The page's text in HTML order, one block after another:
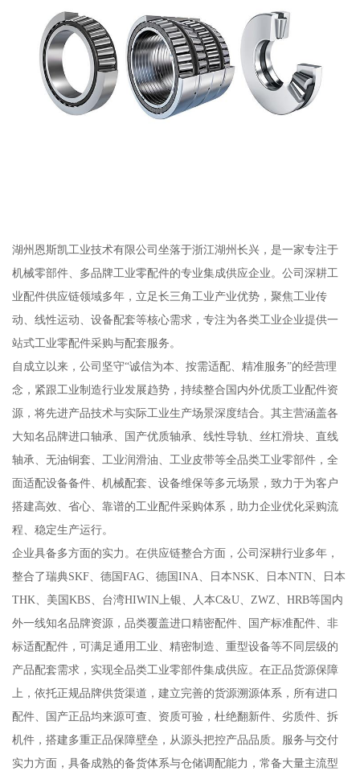
湖州恩斯凯工业技术有限公司坐落于浙江湖州长兴，是一家专注于
机械零部件、多品牌工业零配件的专业集成供应企业。公司深耕工
业配件供应链领域多年，立足长三角工业产业优势，聚焦工业传
动、线性运动、设备配套等核心需求，专注为各类工业企业提供一
站式工业零配件采购与配套服务。
自成立以来，公司坚守“诚信为本、按需适配、精准服务”的经营理
念，紧跟工业制造行业发展趋势，持续整合国内外优质工业配件资
源，将先进产品技术与实际工业生产场景深度结合。其主营涵盖各
大知名品牌进口轴承、国产优质轴承、线性导轨、丝杠滑块、直线
轴承、无油铜套、工业润滑油、工业皮带等全品类工业零部件，全
面适配设备备件、机械配套、设备维保等多元场景，致力于为客户
搭建高效、省心、靠谱的工业配件采购体系，助力企业优化采购流
程、稳定生产运行。
企业具备多方面的实力。在供应链整合方面，公司深耕行业多年，
整合了瑞典SKF、德国FAG、德国INA、日本NSK、日本NTN、日本
THK、美国KBS、台湾HIWIN上银、人本C&U、ZWZ、HRB等国内
外一线知名品牌资源，品类覆盖进口精密配件、国产标准配件、非
标适配配件，可满足通用工业、精密制造、重型设备等不同层级的
产品配套需求，实现全品类工业零部件集成供应。在正品货源保障
上，依托正规品牌供货渠道，建立完善的货源溯源体系，所有进口
配件、国产正品均来源可查、资质可验，杜绝翻新件、劣质件、拆
机件，搭建多重正品保障壁垒，从源头把控产品品质。服务与交付
实力方面，具备成熟的备货体系与仓储调配能力，常备大量主流型